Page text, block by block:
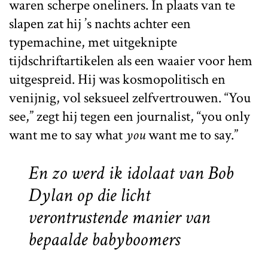
waren scherpe oneliners. In plaats van te
slapen zat hij ’s nachts achter een
typemachine, met uitgeknipte
tijdschriftartikelen als een waaier voor hem
uitgespreid. Hij was kosmopolitisch en
venijnig, vol seksueel zelfvertrouwen. “You
see,” zegt hij tegen een journalist, “you only
want me to say what youwant me to say.”
En zo werd ik idolaat van Bob
Dylan op die licht
verontrustende manier van
bepaalde babyboomers